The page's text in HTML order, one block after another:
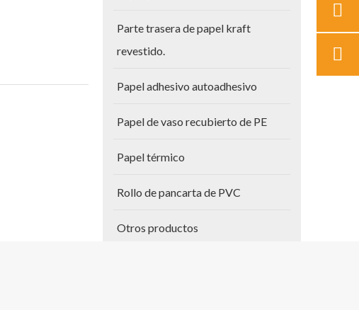
Parte trasera de papel kraft
revestido.
Papel adhesivo autoadhesivo
Papel de vaso recubierto de PE
Papel térmico
Rollo de pancarta de PVC
Otros productos